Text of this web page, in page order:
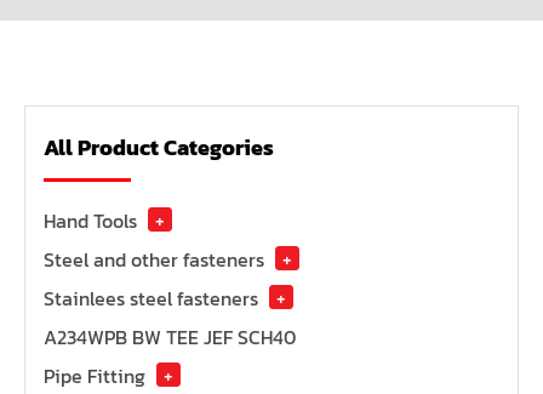
All Product Categories
Hand Tools
+
Steel and other fasteners
+
Stainlees steel fasteners
+
A234WPB BW TEE JEF SCH40
Pipe Fitting
+